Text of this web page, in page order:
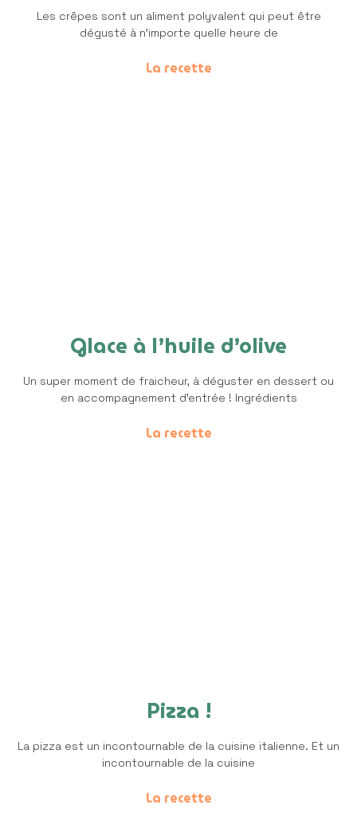
Les crêpes sont un aliment polyvalent qui peut être
dégusté à n’importe quelle heure de
La recette
Glace à l’huile d’olive
Un super moment de fraicheur, à déguster en dessert ou
en accompagnement d’entrée ! Ingrédients
La recette
Pizza !
La pizza est un incontournable de la cuisine italienne. Et un
incontournable de la cuisine
La recette